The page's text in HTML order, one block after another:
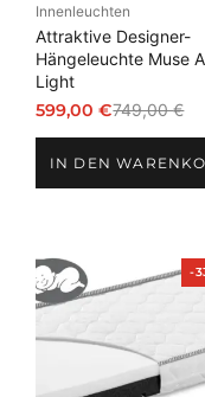
Innenleuchten
Attraktive Designer-
Hängeleuchte Muse
Light
749,00€
Ursprünglicher
war:
599,00€
Aktueller
ist:IN DEN
-